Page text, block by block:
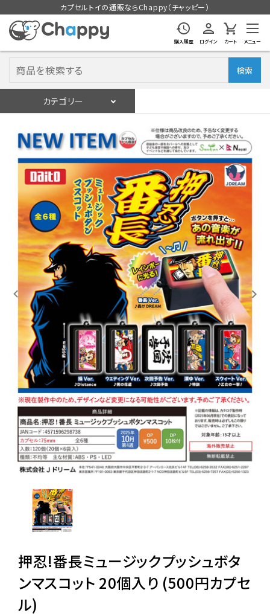
カプセルトイの通販ならChappy（チャッピー）
購入履歴 ログイン カート メニュー
検索
カテゴリー
ログイン 会員登録
入荷スケジュールをチェック
カプセルトイマシン本体
カプセルトイ
販促用空カプセル
レンタル
景品・玩具・文具
販促用カプセルトイ
よくあるご質問
ご利用ガイド
06-6282-7659
押忍!番長ミュージックプッシュボタ
ンマスコット 20個入り (500円カプセ
ル)